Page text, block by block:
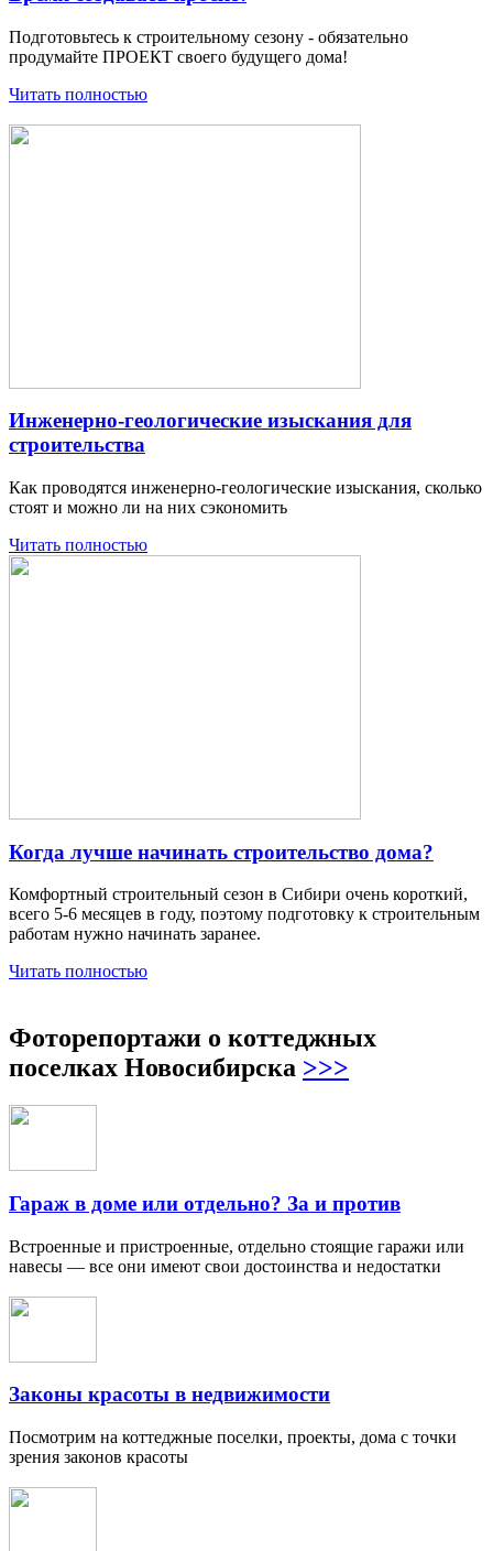
Подготовьтесь к строительному сезону - обязательно
продумайте ПРОЕКТ своего будущего дома!
Читать полностью
Инженерно-геологические изыскания для
строительства
Как проводятся инженерно-геологические изыскания, сколько
стоят и можно ли на них сэкономить
Читать полностью
Когда лучше начинать строительство дома?
Комфортный строительный сезон в Сибири очень короткий,
всего 5-6 месяцев в году, поэтому подготовку к строительным
работам нужно начинать заранее.
Читать полностью
Фоторепортажи о коттеджных
поселках Новосибирска >>>
Гараж в доме или отдельно? За и против
Встроенные и пристроенные, отдельно стоящие гаражи или
навесы — все они имеют свои достоинства и недостатки
Законы красоты в недвижимости
Посмотрим на коттеджные поселки, проекты, дома с точки
зрения законов красоты